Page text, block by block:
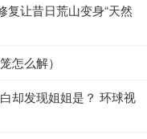
复让昔日荒山变身“天然
怎么解）
却发现姐姐是？ 环球视